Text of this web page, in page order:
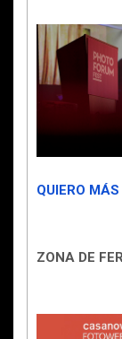
QUIERO
ZONA DE